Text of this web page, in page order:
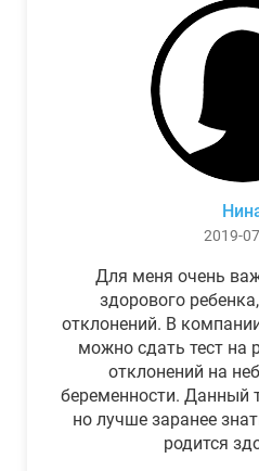
2019-
Для меня очень
здорового
отклонений. В
можно сдать тест на
отклонений на
беременности. Данный
но лучше заранее
родится